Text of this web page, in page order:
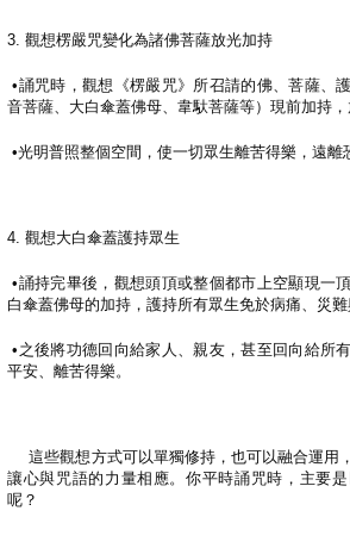
3. 觀想楞嚴咒變化為諸佛菩薩放光加持
•誦咒時，觀想《楞嚴咒》所召請的佛、菩薩、
音菩薩、大白傘蓋佛母、韋馱菩薩等）現前加持，
•光明普照整個空間，使一切眾生離苦得樂，遠離
4. 觀想大白傘蓋護持眾生
•誦持完畢後，觀想頭頂或整個都市上空顯現一
白傘蓋佛母的加持，護持所有眾生免於病痛、災難
• 之後將功德回向給家人、親友，甚至回向給所
平安、離苦得樂。
這些觀想方式可以單獨修持，也可以融合運用
讓心與咒語的力量相應。你平時誦咒時，主要
呢？